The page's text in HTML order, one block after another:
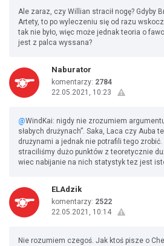
Ale zaraz, czy Willian stracił nogę? Gdyby
Artety, to po wyleczeniu się od razu
tak nie było, więc może jednak teoria o
jest z palca wyssana?
Naburator
komentarzy: 2784
22.05.2021, 10:23
@WindKai: nigdy nie zrozumiem
słabych drużynach”. Saka, Laca czy Auba
drużynami a jednak nie potrafili tego
straciliśmy dużo punktów z teoretycznie
wiec nabijanie na nich statystyk tez jest
ELAdzik
komentarzy: 2522
22.05.2021, 10:14
Nie rozumiem czegoś. Jak ktoś pisze o